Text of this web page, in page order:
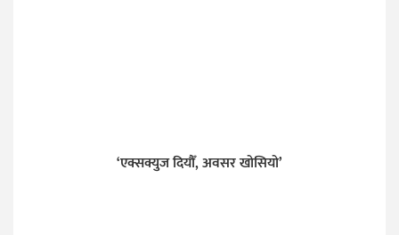
‘एक्सक्युज दियौँ, अवसर खोसियो’